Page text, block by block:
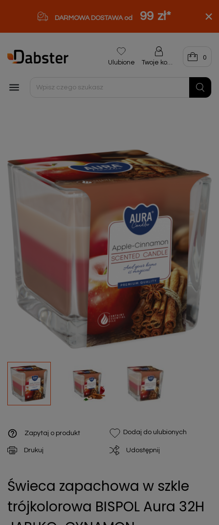
DARMOWA DOSTAWA od 99 zł*

Ulubione Twoje konto
0
help_outline Zapytaj o produkt Dodaj do ulubionych
Drukuj Udostępnij
Świeca zapachowa w szkle
trójkolorowa BISPOL Aura 32H